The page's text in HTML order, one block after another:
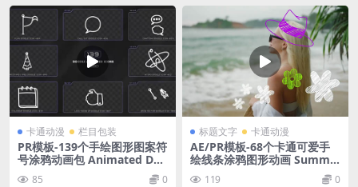
卡通动漫 栏目包装
PR模板-139个手绘图形图案符
号涂鸦动画包 Animated Doo
dle MOGRT Pack
85 0
标题文字 卡通动漫
AE/PR模板-68个卡通可爱手
绘线条涂鸦图形动画 Summe
r Scribble Icons
119 0